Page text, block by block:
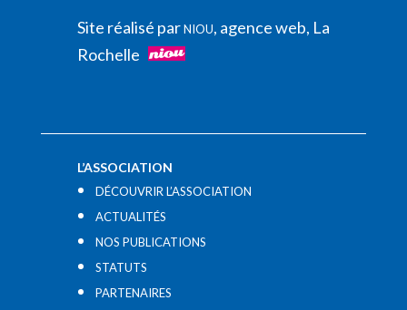
Site réalisé parNIOU, agence web, La
Rochelle
L’ASSOCIATION
DÉCOUVRIR L’ASSOCIATION
ACTUALITÉS
NOS PUBLICATIONS
STATUTS
PARTENAIRES